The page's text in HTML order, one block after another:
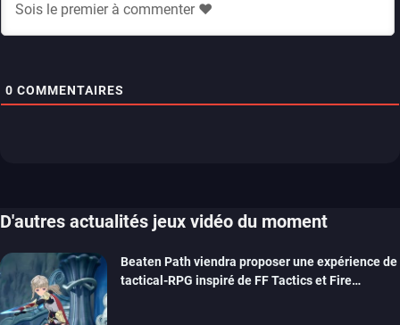
0 COMMENTAIRES
D'autres actualités jeux vidéo du moment
Beaten Path viendra proposer une expérience de
tactical-RPG inspiré de FF Tactics et Fire